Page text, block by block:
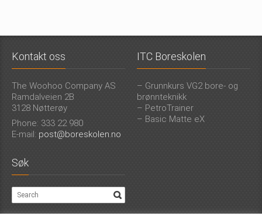
Kontakt oss
The Woohoo Company AS
Ramdalveien 2B
3128 Nøtterøy
Phone: 333 22 980
E-mail: post@boreskolen.no
ITC Boreskolen
– Grunnkurs VG2 bore- og
brønnteknikk
– PetroTrainer
– Basic Matte eX
Søk